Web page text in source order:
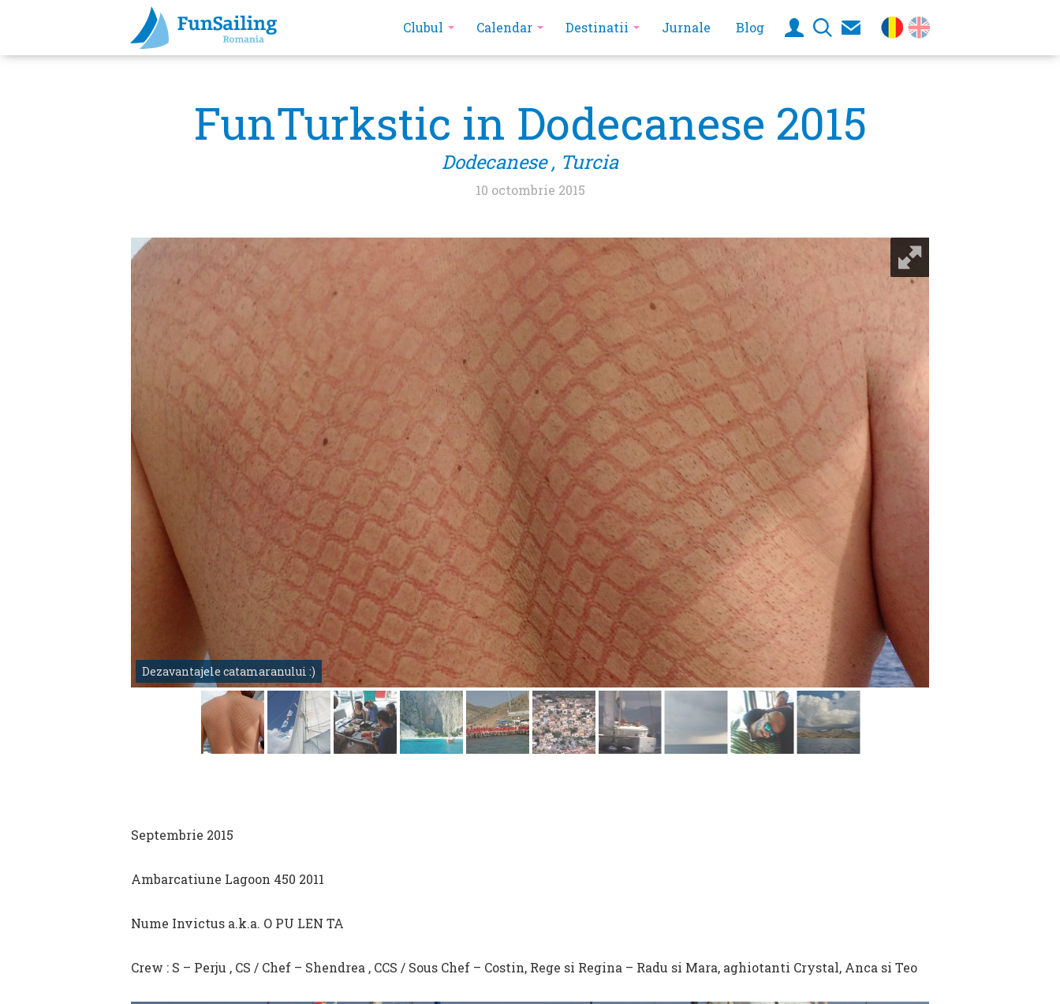
Clubul Calendar Destinatii Jurnale Blog
FunTurkstic in Dodecanese 2015
Dodecanese , Turcia
10 octombrie 2015
Dezavantajele catamaranului :)
Septembrie 2015
Ambarcatiune Lagoon 450 2011
Nume Invictus a.k.a. O PU LEN TA
Crew : S – Perju , CS / Chef – Shendrea , CCS / Sous Chef – Costin, Rege si Regina – Radu si Mara, aghiotanti Crystal, Anca si Teo